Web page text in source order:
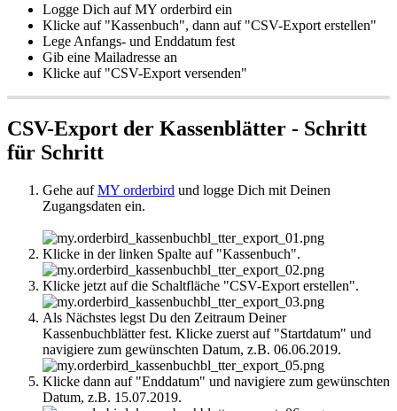
Logge Dich auf MY orderbird ein
Klicke auf "Kassenbuch", dann auf "CSV-Export erstellen"
Lege Anfangs- und Enddatum fest
Gib eine Mailadresse an
Klicke auf "CSV-Export versenden"
CSV-Export der Kassenblätter - Schritt
für Schritt
Gehe aufMY orderbird und logge Dich mit Deinen
Zugangsdaten ein.
Klicke in der linken Spalte auf "Kassenbuch".
Klicke jetzt auf die Schaltfläche "CSV-Export erstellen".
Als Nächstes legst Du den Zeitraum Deiner
Kassenbuchblätter fest. Klicke zuerst auf "Startdatum" und
navigiere zum gewünschten Datum, z.B. 06.06.2019.
Klicke dann auf "Enddatum" und navigiere zum gewünschten
Datum, z.B. 15.07.2019.